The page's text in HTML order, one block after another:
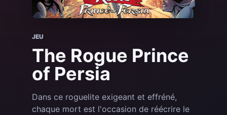
JEU
The Rogue Prince
of Persia
Dans ce roguelite exigeant et effréné,
chaque mort est l'occasion de réécrire le